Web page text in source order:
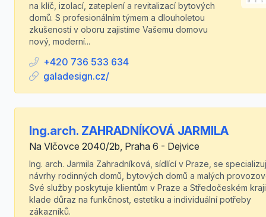
na klíč, izolací, zateplení a revitalizací bytových
domů. S profesionálním týmem a dlouholetou
zkušeností v oboru zajistíme Vašemu domovu
nový, moderní...
+420 736 533 634
galadesign.cz/
Ing.arch. ZAHRADNÍKOVÁ JARMILA
Na Vlčovce 2040/2b, Praha 6 - Dejvice
Ing. arch. Jarmila Zahradníková, sídlící v Praze, se
návrhy rodinných domů, bytových domů a malých
Své služby poskytuje klientům v Praze a Středočeském
klade důraz na funkčnost, estetiku a individuální potřeby
zákazníků.